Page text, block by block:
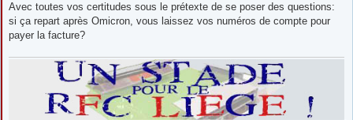
Avec toutes vos certitudes sous le prétexte de se poser des questions:
si ça repart après Omicron, vous laissez vos numéros de compte pour
payer la facture?